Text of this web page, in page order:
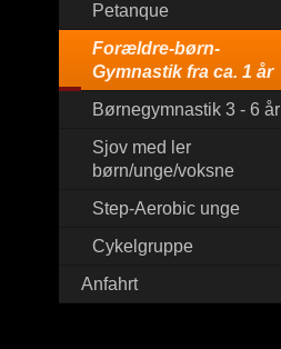
Petanque
Forældre-børn-
Gymnastik fra ca. 1 år
Børnegymnastik 3 - 6 år
Sjov med ler
børn/unge/voksne
Step-Aerobic unge
Cykelgruppe
Anfahrt